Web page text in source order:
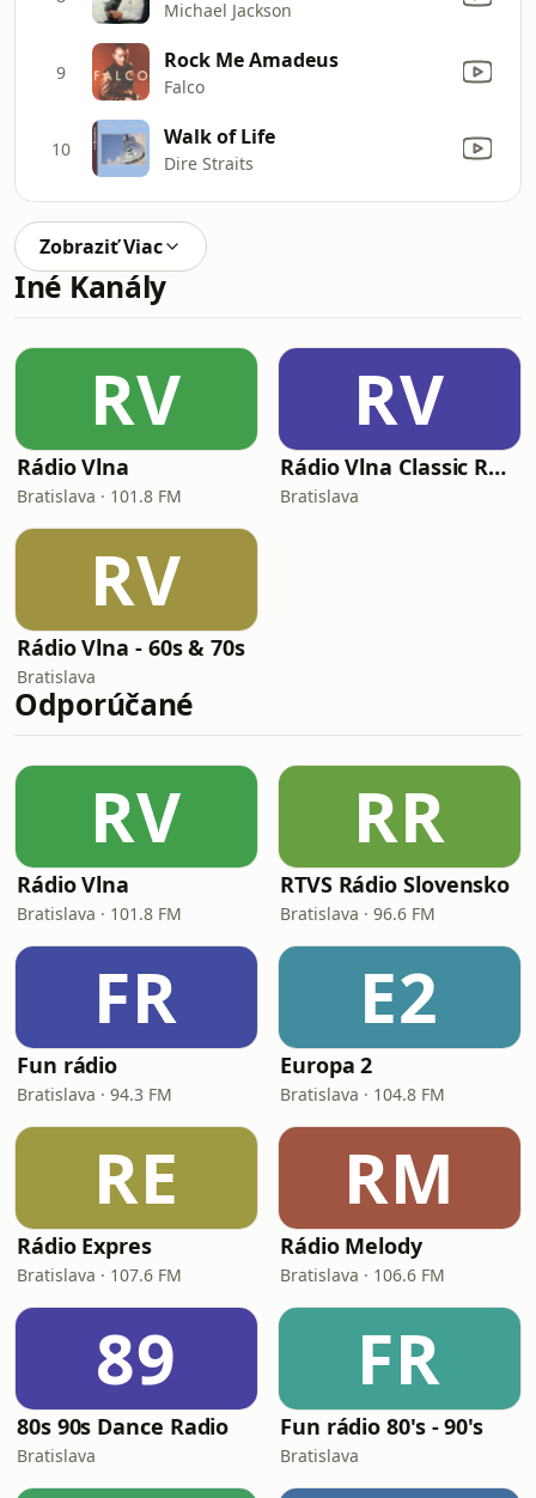
Michael Jackson
9 Rock Me Amadeus
Falco
10 Walk of Life
Dire Straits
Zobraziť Viac
Iné Kanály
RV
Rádio Vlna
Bratislava · 101.8 FM
RV
Rádio Vlna Classic Rock
Bratislava
RV
Rádio Vlna - 60s & 70s
Bratislava
Odporúčané
RV
Rádio Vlna
Bratislava · 101.8 FM
RR
RTVS Rádio Slovensko
Bratislava · 96.6 FM
FR
Fun rádio
Bratislava · 94.3 FM
E2
Europa 2
Bratislava · 104.8 FM
RE
Rádio Expres
Bratislava · 107.6 FM
RM
Rádio Melody
Bratislava · 106.6 FM
89
80s 90s Dance Radio
Bratislava
FR
Fun rádio 80's - 90's
Bratislava